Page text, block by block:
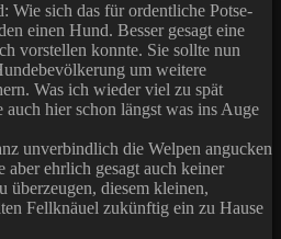
sich das für ordentliche Potse-
einen Hund. Besser gesagt eine
vorstellen konnte. Sie sollte nun
um weitere
Was ich wieder viel zu spät
auch hier schon längst was ins Auge
unverbindlich die Welpen angucken
aber ehrlich gesagt auch keiner
überzeugen, diesem kleinen,
Fellknäuel zukünftig ein zu Hause